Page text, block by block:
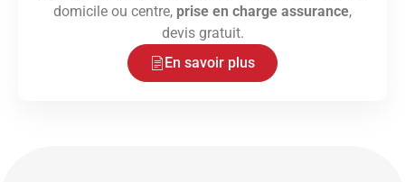
domicile ou centre, prise en charge assurance,
devis gratuit.
En savoir plus